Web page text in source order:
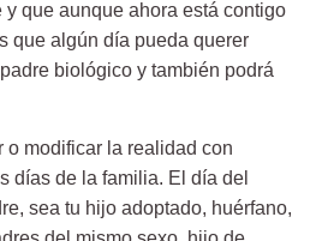
que aunque ahora está contigo
que algún día pueda querer
biológico y también podrá
modificar la realidad con
días de la familia. El día del
sea tu hijo adoptado, huérfano,